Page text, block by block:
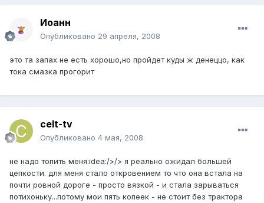
Иоанн
Опубликовано 29 апреля, 2008
это та запах не есть хорошо,но пройдет куды ж денеццо, как
тока смазка прогорит
celt-tv
Опубликовано 4 мая, 2008
не надо топить меня:idea:/>/> я реально ожидал большей
цепкости. для меня стало откровением то что она встала на
почти ровной дороге - просто вязкой - и стала зарываться
потихоньку...потому мои пять копеек - не стоит без трактора